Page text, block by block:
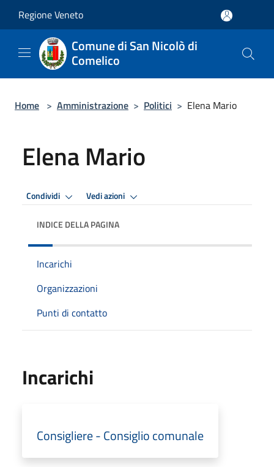
Regione Veneto
Comune di San Nicolò di
Comelico
Home > Amministrazione > Politici > Elena Mario
Elena Mario
Condividi Vedi azioni
INDICE DELLA PAGINA
Incarichi
Organizzazioni
Punti di contatto
Incarichi
Consigliere - Consiglio comunale